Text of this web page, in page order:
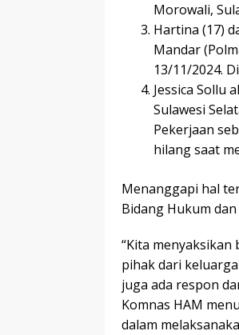
Morowali,
Hartina (17)
Mandar
13/11/2024.
Jessica Sollu
Sulawesi
Pekerjaan
hilang saat
Menanggapi hal
Bidang Hukum
“Kita
pihak dari
juga ada respon
Komnas HAM
dalam